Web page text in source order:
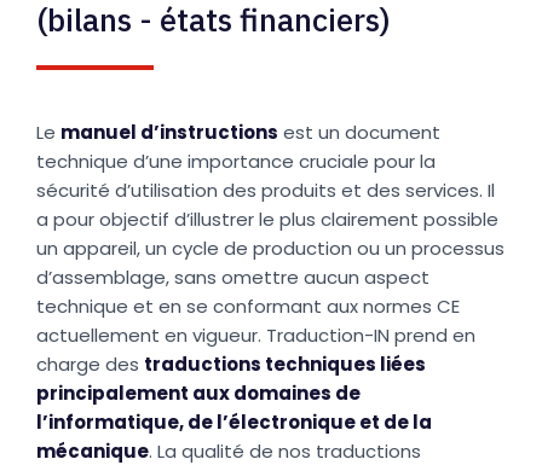
(bilans - états financiers)
Le manuel d’instructions est un document
technique d’une importance cruciale pour la
sécurité d’utilisation des produits et des services. Il
a pour objectif d’illustrer le plus clairement possible
un appareil, un cycle de production ou un processus
d’assemblage, sans omettre aucun aspect
technique et en se conformant aux normes CE
actuellement en vigueur. Traduction-IN prend en
charge des traductions techniques liées
principalement aux domaines de
l’informatique, de l’électronique et de la
mécanique. La qualité de nos traductions